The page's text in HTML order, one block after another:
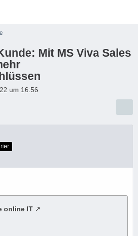
Mit MS Viva Sales
um 16:56
online IT